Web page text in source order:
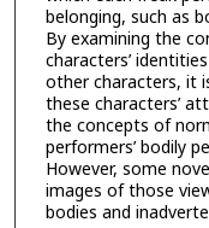
belonging, such as
By examining the
characters’
other characters, it
these characters’
the concepts of
performers’ bodily
However, some
images of those
bodies and